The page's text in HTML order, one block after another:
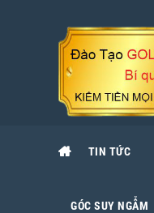
TIN TỨC
GÓC SUY NGẪM